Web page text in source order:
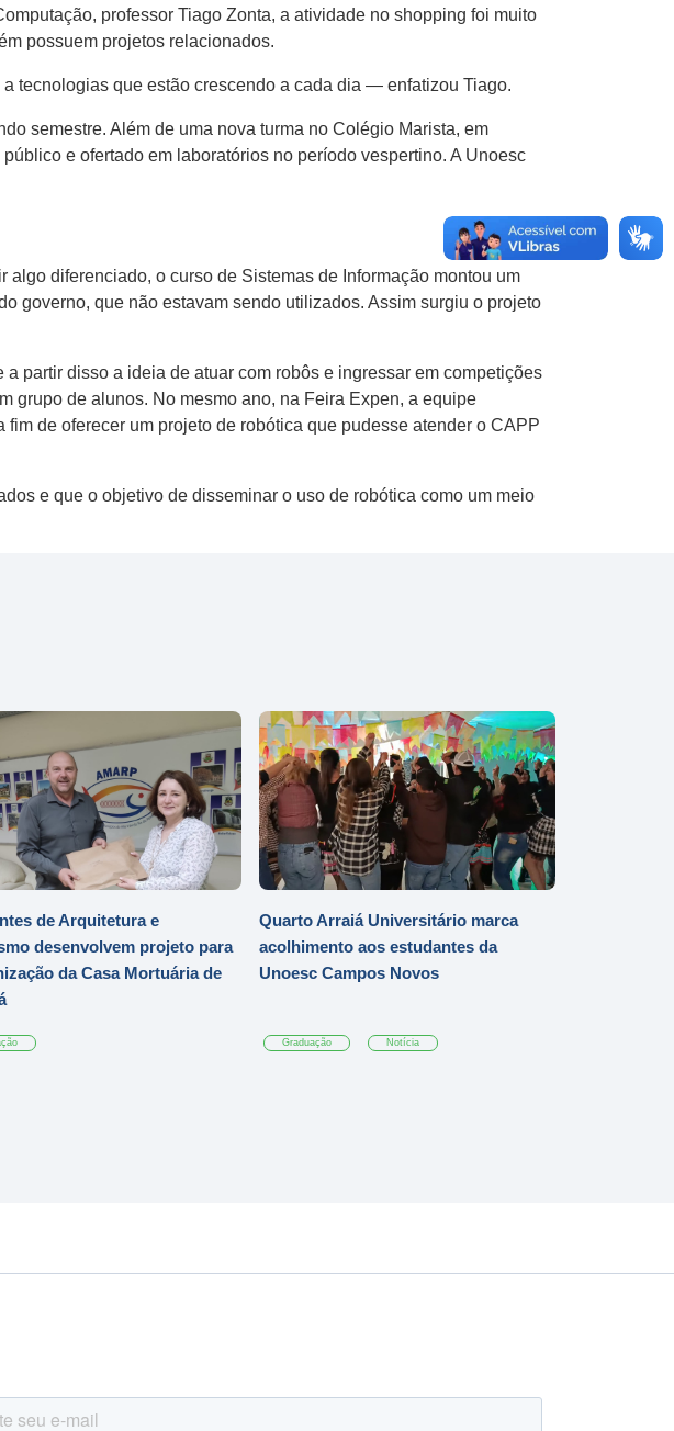
professor Tiago Zonta, a atividade no shopping foi muito
possuem projetos relacionados.
tecnologias que estão crescendo a cada dia — enfatizou Tiago.
semestre. Além de uma nova turma no Colégio Marista, em
e ofertado em laboratórios no período vespertino. A Unoesc
diferenciado, o curso de Sistemas de Informação montou um
governo, que não estavam sendo utilizados. Assim surgiu o projeto
partir disso a ideia de atuar com robôs e ingressar em competições
grupo de alunos. No mesmo ano, na Feira Expen, a equipe
de oferecer um projeto de robótica que pudesse atender o CAPP
e que o objetivo de disseminar o uso de robótica como um meio
de Arquitetura e
desenvolvem projeto para
da Casa Mortuária de
Quarto Arraiá Universitário marca
acolhimento aos estudantes da
Unoesc Campos Novos
Graduação Notícia